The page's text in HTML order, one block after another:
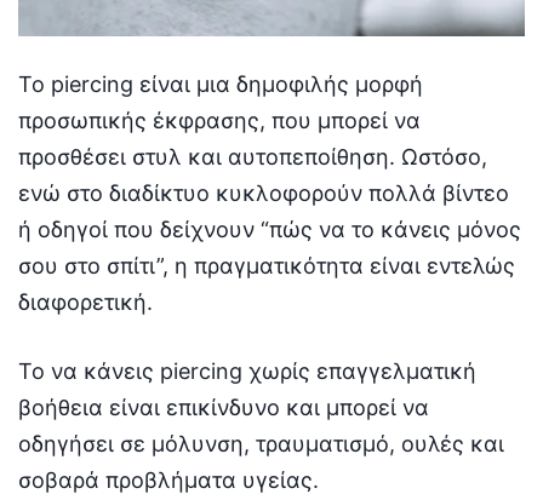
Το piercing είναι μια δημοφιλής μορφή
προσωπικής έκφρασης, που μπορεί να
προσθέσει στυλ και αυτοπεποίθηση. Ωστόσο,
ενώ στο διαδίκτυο κυκλοφορούν πολλά βίντεο
ή οδηγοί που δείχνουν “πώς να το κάνεις μόνος
σου στο σπίτι”, η πραγματικότητα είναι εντελώς
διαφορετική.
Το να κάνεις piercing χωρίς επαγγελματική
βοήθεια είναι επικίνδυνο και μπορεί να
οδηγήσει σε μόλυνση, τραυματισμό, ουλές και
σοβαρά προβλήματα υγείας.